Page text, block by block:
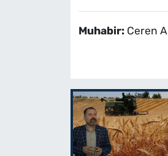
Muhabir: Ceren